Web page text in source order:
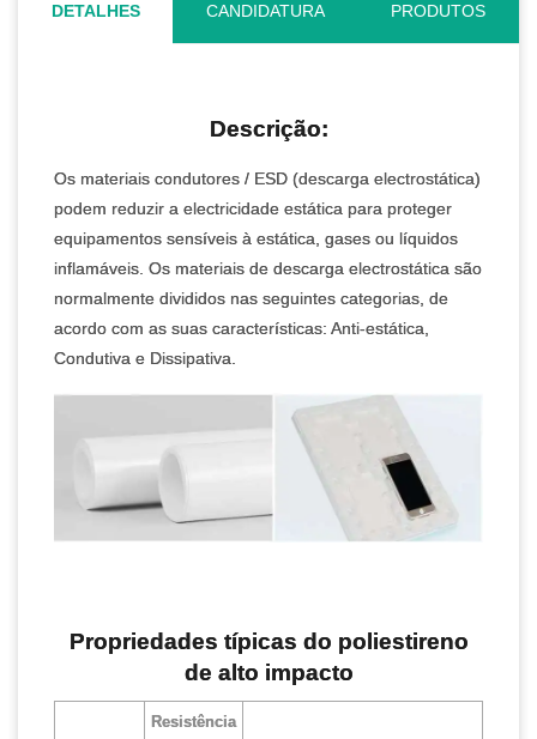
DETALHES CANDIDATURA PRODUTOS
Descrição:
Os materiais condutores / ESD (descarga electrostática)
podem reduzir a electricidade estática para proteger
equipamentos sensíveis à estática, gases ou líquidos
inflamáveis. Os materiais de descarga electrostática são
normalmente divididos nas seguintes categorias, de
acordo com as suas características: Anti-estática,
Condutiva e Dissipativa.
Propriedades típicas do poliestireno
de alto impacto
Resistência